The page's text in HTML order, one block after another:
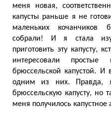
меня новая,
капусты раньше я не
маленьких кочанчиков
собрали! И я стала
приготовить эту капусту,
интересовали
брюссельской капустой. И
одним из них. Правда, я
брюссельскую капусту, но
меня получилось капустное